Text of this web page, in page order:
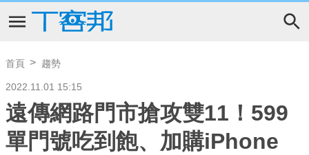
首頁 趨勢
2022.11.01 15:15
遠傳網路門市搶攻雙11！599
單門號吃到飽、加購iPhone